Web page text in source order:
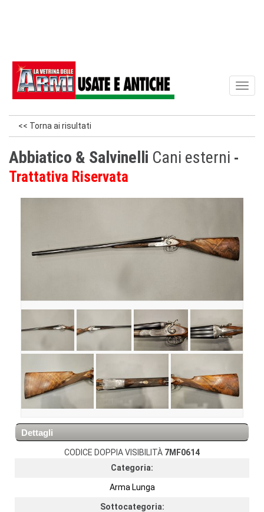
<< Torna ai risultati
Abbiatico & Salvinelli Cani esterni
Trattativa Riservata
Dettagli
CODICE DOPPIA VISIBILITÀ 7MF0614
Categoria:
Arma Lunga
Sottocategoria: